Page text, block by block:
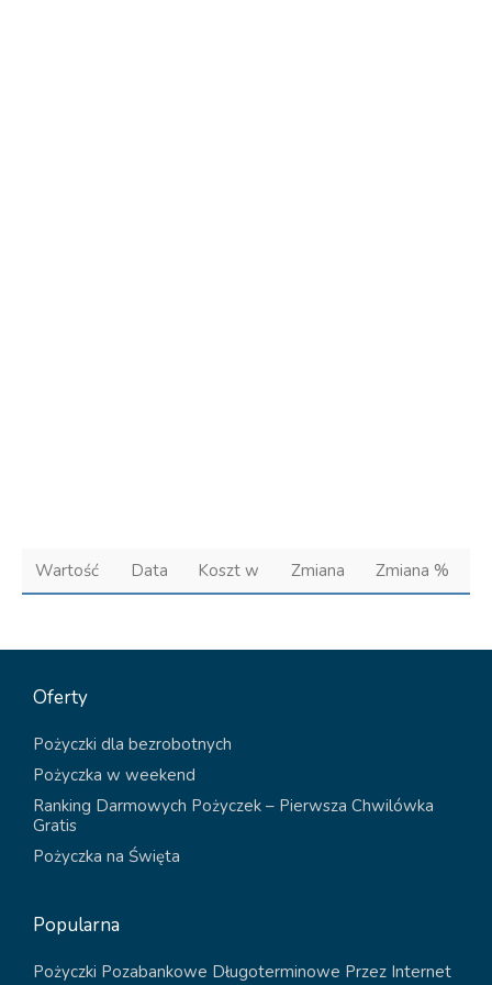
Wartość Data Koszt w Zmiana Zmiana %
Oferty
Pożyczki dla bezrobotnych
Pożyczka w weekend
Ranking Darmowych Pożyczek – Pierwsza Chwilówka
Gratis
Pożyczka na Święta
Popularna
Pożyczki Pozabankowe Długoterminowe Przez Internet